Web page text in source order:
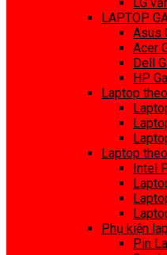
LAPTOP
Asus
Acer
Dell
HP
Laptop
Laptop
Intel
Phụ kiện
Pin